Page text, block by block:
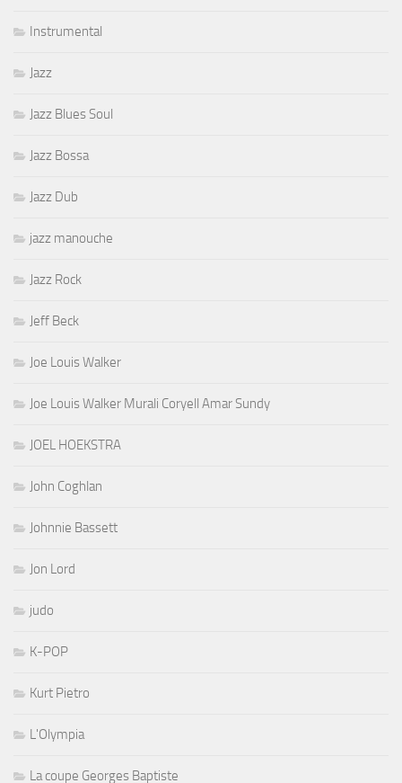
Instrumental
Jazz
Jazz Blues Soul
Jazz Bossa
Jazz Dub
jazz manouche
Jazz Rock
Jeff Beck
Joe Louis Walker
Joe Louis Walker Murali Coryell Amar Sundy
JOEL HOEKSTRA
John Coghlan
Johnnie Bassett
Jon Lord
judo
K-POP
Kurt Pietro
L'Olympia
La coupe Georges Baptiste